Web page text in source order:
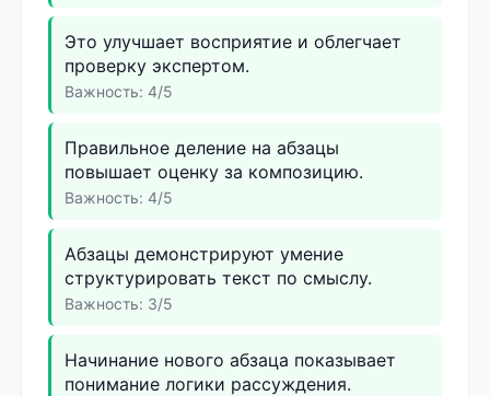
Это улучшает восприятие и облегчает
проверку экспертом.
Важность: 4/5
Правильное деление на абзацы
повышает оценку за композицию.
Важность: 4/5
Абзацы демонстрируют умение
структурировать текст по смыслу.
Важность: 3/5
Начинание нового абзаца показывает
понимание логики рассуждения.